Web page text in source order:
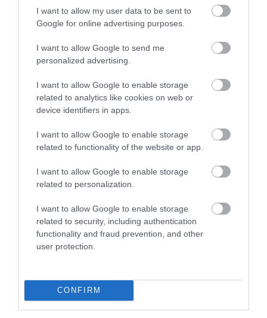
I want to allow my user data to be sent to
Google for online advertising purposes.
I want to allow Google to send me
personalized advertising.
I want to allow Google to enable storage
related to analytics like cookies on web or
device identifiers in apps.
I want to allow Google to enable storage
related to functionality of the website or app.
I want to allow Google to enable storage
related to personalization.
I want to allow Google to enable storage
related to security, including authentication
functionality and fraud prevention, and other
user protection.
CONFIRM
φαρμακοποιοί… είναι 36 σύμφωνα με τον ΕΟΦ. Εκ των
οποίων τα 24 από αυτά είτε έχουν αποσυρθεί από την
ελληνική αγορά, είτε υπάρχουν υποκατάστατα τους. Για τα
υπόλοιπα 12 φάρμακα που αποδεδειγμένα έχουν καταγραφεί
ελλείψεις γίνονται […]
16:42
“Θα χάσουμε 7 χρόνια από την ζωή μας”
Τα νέα μέτρα τα οποία έχουν ληφθεί για την φαρμακευτική
δαπάνη θα μειώσουν το προσδόκιμο επιβίωσης των Ελλήνων,
ασθενείς αναγκάζονται να εγκαταλείπουν τις παλιές
ασφαλείς συνταγές των φαρμάκων τους για χάρη των
φθηνών γενοσήμων ενώ το γενικότερο κλίμα στη νέα πολιτική
07:43